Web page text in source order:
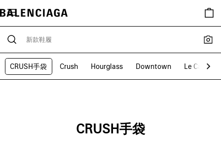
CRUSH手袋 Crush Hourglass Downtown Le Cagole
CRUSH手袋